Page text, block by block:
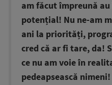
am făcut împreună
potențial! Nu ne-am
ani la priorități,
cred că ar fi tare, da!
ce nu am voie în
pedeapsească